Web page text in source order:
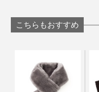
こちらもおすすめ